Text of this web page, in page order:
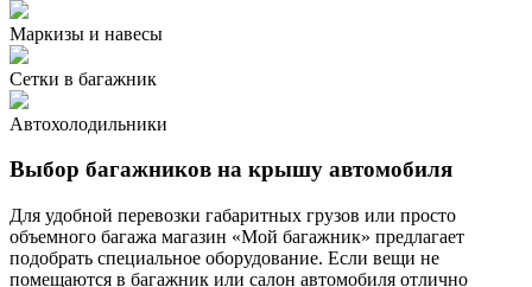
Маркизы и навесы
Сетки в багажник
Автохолодильники
Выбор багажников на крышу автомобиля
Для удобной перевозки габаритных грузов или просто
объемного багажа магазин «Мой багажник» предлагает
подобрать специальное оборудование. Если вещи не
помещаются в багажник или салон автомобиля отлично